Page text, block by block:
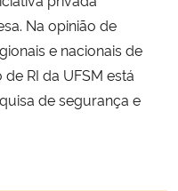
Na opinião de
e nacionais de
RI da UFSM está
de segurança e